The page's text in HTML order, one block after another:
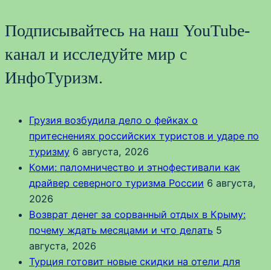
Подписывайтесь на наш YouTube-
канал и исследуйте мир с
ИнфоТуризм.
Грузия возбудила дело о фейках о
притеснениях российских туристов и ударе по
туризму 6 августа, 2026
Коми: паломничество и этнофестивали как
драйвер северного туризма России 6 августа,
2026
Возврат денег за сорванный отдых в Крыму:
почему ждать месяцами и что делать 5
августа, 2026
Турция готовит новые скидки на отели для